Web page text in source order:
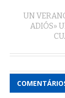
UN
ADIÓS»